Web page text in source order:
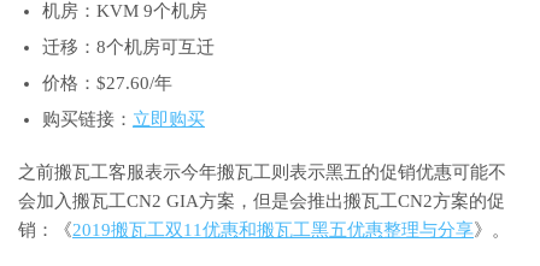
机房：KVM 9个机房
迁移：8个机房可互迁
价格：$27.60/年
购买链接： 立即购买
之前搬瓦工客服表示今年搬瓦工则表示黑五的促销优惠可能不
会加入搬瓦工CN2 GIA方案，但是会推出搬瓦工CN2方案的促
销：《2019搬瓦工双11优惠和搬瓦工黑五优惠整理与分享》。